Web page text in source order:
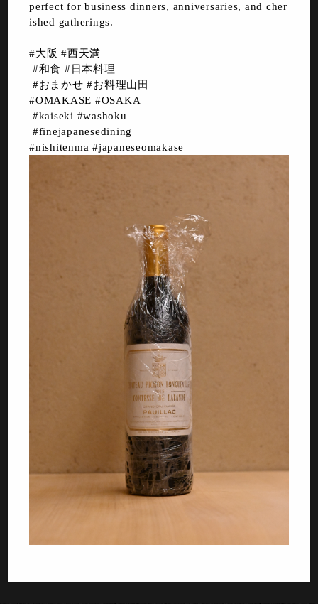
perfect for business dinners, anniversaries, and cher
ished gatherings.
#大阪 #西天満
#和食 #日本料理
#おまかせ #お料理山田
#OMAKASE #OSAKA
#kaiseki #washoku
#finejapanesedining
#nishitenma #japaneseomakase